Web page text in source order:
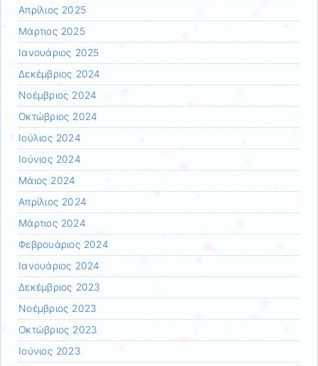
Απρίλιος 2025
Μάρτιος 2025
Ιανουάριος 2025
Δεκέμβριος 2024
Νοέμβριος 2024
Οκτώβριος 2024
Ιούλιος 2024
Ιούνιος 2024
Μάιος 2024
Απρίλιος 2024
Μάρτιος 2024
Φεβρουάριος 2024
Ιανουάριος 2024
Δεκέμβριος 2023
Νοέμβριος 2023
Οκτώβριος 2023
Ιούνιος 2023